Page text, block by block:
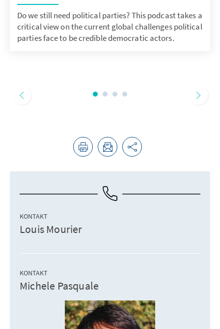
Do we still need political parties? This podcast takes a
critical view on the current global challenges political
parties face to be credible democratic actors.
KONTAKT
Louis Mourier
KONTAKT
Michele Pasquale